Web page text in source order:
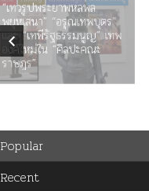
พระราชมารดา ผู้ทรงปิด
หลังพระ
Popular
Recent